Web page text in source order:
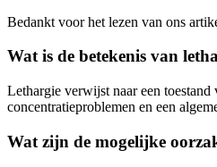
Bedankt voor het lezen van ons
Wat is de betekenis van
Lethargie verwijst naar een
concentratieproblemen en een
Wat zijn de mogelijke